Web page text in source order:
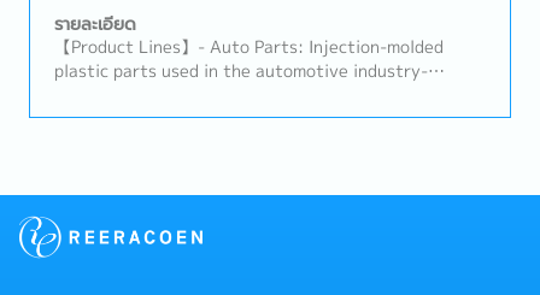
optimization and product implementation.- Prepare
technical reports, documentation, and presentations
when required.- Collaborate with Sales, Quality,
success.- Contribute to continuous process
รายละเอียด
【Product Lines】- Auto Parts: Injection-molded
plastic parts used in the automotive industry-
consumer electronics, semiconductors, and other
molded products- Monitor molding operations to
Analyze defects and implement